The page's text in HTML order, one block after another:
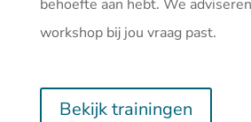
behoefte aan hebt. We
workshop bij jou vraag past.
Bekijk trainingen